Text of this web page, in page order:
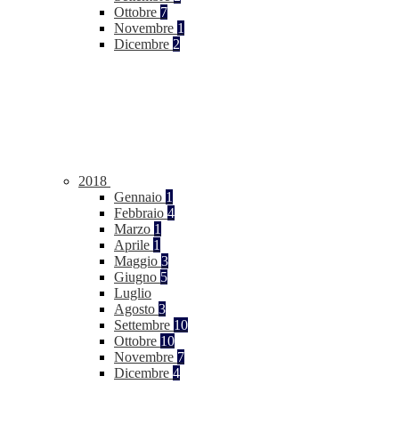
Ottobre 7
Novembre 1
Dicembre 2
2018
Gennaio 1
Febbraio 4
Marzo 1
Aprile 1
Maggio 3
Giugno 5
Luglio
Agosto 3
Settembre 10
Ottobre 10
Novembre 7
Dicembre 4